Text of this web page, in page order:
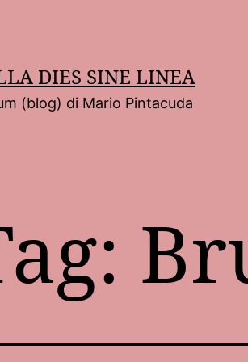
DIES SINE LINEA
(blog) di Mario Pintacuda